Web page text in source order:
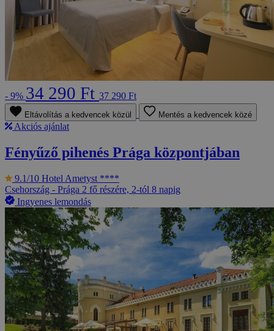
- 9% 34 290 Ft 37 290 Ft
Eltávolítás a kedvencek közül Mentés a kedvencek közé
Akciós ajánlat
Fényűző pihenés Prága központjában
9.1/10 Hotel Ametyst ****
Csehország - Prága 2 fő részére, 2-tól 8 napig
Ingyenes lemondás